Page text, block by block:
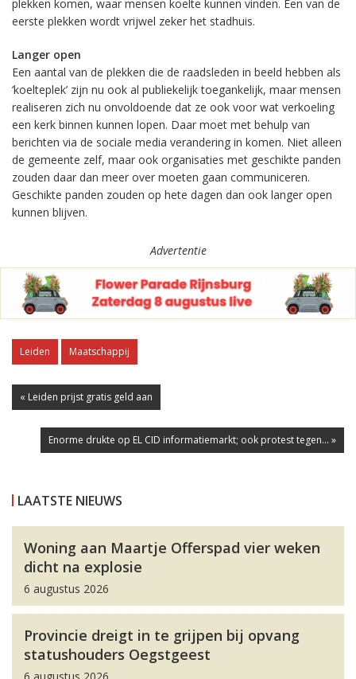
plekken komen, waar mensen koelte kunnen vinden. Een van de
eerste plekken wordt vrijwel zeker het stadhuis.
Langer open
Een aantal van de plekken die de raadsleden in beeld hebben als
‘koelteplek’ zijn nu ook al publiekelijk toegankelijk, maar mensen
realiseren zich nu onvoldoende dat ze ook voor wat verkoeling
een kerk binnen kunnen lopen. Daar moet met behulp van
berichten via de sociale media verandering in komen. Niet alleen
de gemeente zelf, maar ook organisaties met geschikte panden
zouden daar dan meer over moeten gaan communiceren.
Geschikte panden zouden op hete dagen dan ook langer open
kunnen blijven.
Advertentie
Leiden Maatschappij
« Leiden prijst gratis geld aan
Enorme drukte op EL CID informatiemarkt; ook protest tegen... »
LAATSTE NIEUWS
Woning aan Maartje Offerspad vier weken
dicht na explosie
6 augustus 2026
Provincie dreigt in te grijpen bij opvang
statushouders Oegstgeest